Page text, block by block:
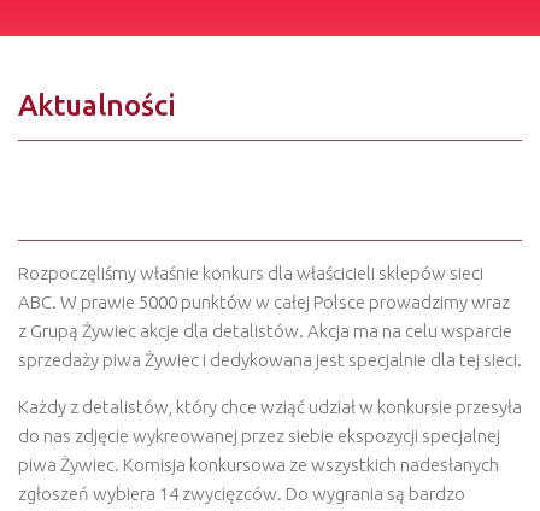
Aktualności
Rozpoczęliśmy właśnie konkurs dla właścicieli sklepów sieci
ABC. W prawie 5000 punktów w całej Polsce prowadzimy wraz
z Grupą Żywiec akcje dla detalistów. Akcja ma na celu wsparcie
sprzedaży piwa Żywiec i dedykowana jest specjalnie dla tej sieci.
Każdy z detalistów, który chce wziąć udział w konkursie przesyła
do nas zdjęcie wykreowanej przez siebie ekspozycji specjalnej
piwa Żywiec. Komisja konkursowa ze wszystkich nadesłanych
zgłoszeń wybiera 14 zwycięzców. Do wygrania są bardzo